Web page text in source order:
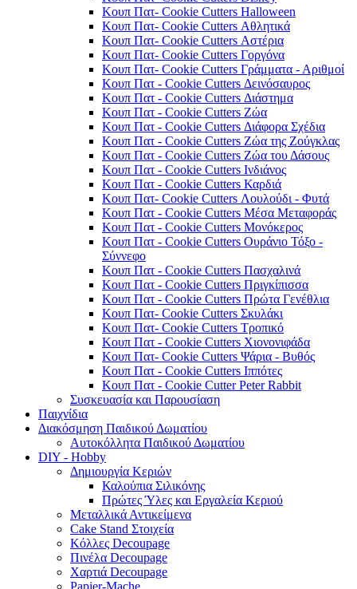
Κουπ Πατ- Cookie Cutters Halloween
Κουπ Πατ- Cookie Cutters Αθλητικά
Κουπ Πατ- Cookie Cutters Αστέρια
Κουπ Πατ- Cookie Cutters Γοργόνα
Κουπ Πατ- Cookie Cutters Γράμματα - Αριθμοί
Κουπ Πατ - Cookie Cutters Δεινόσαυρος
Κουπ Πατ - Cookie Cutters Διάστημα
Κουπ Πατ - Cookie Cutters Ζώα
Κουπ Πατ - Cookie Cutters Διάφορα Σχέδια
Κουπ Πατ - Cookie Cutters Ζώα της Ζούγκλας
Κουπ Πατ - Cookie Cutters Ζώα του Δάσους
Κουπ Πατ - Cookie Cutters Ινδιάνος
Κουπ Πατ - Cookie Cutters Καρδιά
Κουπ Πατ- Cookie Cutters Λουλούδι - Φυτά
Κουπ Πατ - Cookie Cutters Μέσα Μεταφοράς
Κουπ Πατ - Cookie Cutters Μονόκερος
Κουπ Πατ - Cookie Cutters Ουράνιο Τόξο -
Σύννεφο
Κουπ Πατ - Cookie Cutters Πασχαλινά
Κουπ Πατ - Cookie Cutters Πριγκίπισσα
Κουπ Πατ - Cookie Cutters Πρώτα Γενέθλια
Κουπ Πατ- Cookie Cutters Σκυλάκι
Κουπ Πατ- Cookie Cutters Τροπικό
Κουπ Πατ - Cookie Cutters Χιονονιφάδα
Κουπ Πατ- Cookie Cutters Ψάρια - Βυθός
Κουπ Πατ - Cookie Cutters Ιππότες
Κουπ Πατ - Cookie Cutter Peter Rabbit
Συσκευασία και Παρουσίαση
Παιχνίδια
Διακόσμηση Παιδικού Δωματίου
Αυτοκόλλητα Παιδικού Δωματίου
DIY - Hobby
Δημιουργία Κεριών
Καλούπια Σιλικόνης
Πρώτες Ύλες και Εργαλεία Κεριού
Μεταλλικά Αντικείμενα
Cake Stand Στοιχεία
Κόλλες Decoupage
Πινέλα Decoupage
Χαρτιά Decoupage